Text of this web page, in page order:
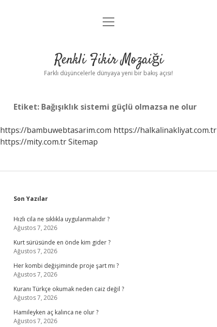
Anasayfa
Yasal Uyarı
menüyü
Renkli Fikir Mozaiği
Farklı düşüncelerle dünyaya yeni bir bakış açısı!
Etiket: Bağışıklık sistemi güçlü olmazsa ne olur
https://bambuwebtasarim.com https://halkalinakliyat.com.tr
https://mity.com.trSitemap
Sidebar
Son Yazılar
Hızlı cila ne sıklıkla uygulanmalıdır ?
Ağustos 7, 2026
Kurt sürüsünde en önde kim gider ?
Ağustos 7, 2026
Her kombi değişiminde proje şart mı ?
Ağustos 7, 2026
Kuranı Türkçe okumak neden caiz değil ?
Ağustos 7, 2026
Hamileyken aç kalınca ne olur ?
Ağustos 7, 2026